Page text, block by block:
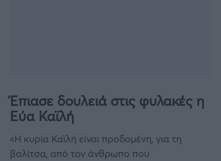
Έπιασε δουλειά στις φυλακές η
Εύα Καϊλή
«Η κυρία Καϊλή είναι προδομένη, για τη
βαλίτσα, από τον άνθρωπο που